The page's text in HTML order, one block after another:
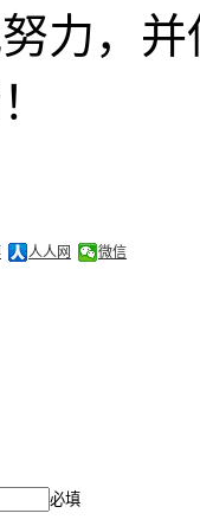
力，
人人网 微信
必填